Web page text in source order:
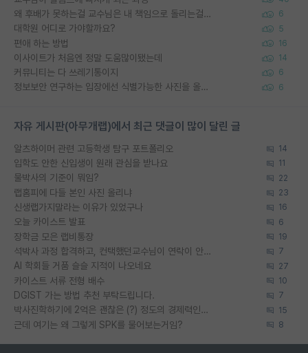
왜 후배가 못하는걸 교수님은 내 책임으로 돌리는걸까요? 6
대학원 어디로 가야할까요? 5
편애 하는 방법 16
이사이트가 처음엔 정말 도움많이됐는데 14
커뮤니티는 다 쓰레기통이지 6
정보보안 연구하는 입장에선 식별가능한 사진을 올리는건 비추이긴함 6
자유 게시판(아무개랩)에서 최근 댓글이 많이 달린 글
알츠하이머 관련 고등학생 탐구 포트폴리오 14
입학도 안한 신입생이 원래 관심을 받나요 11
물박사의 기준이 뭐임? 22
랩홈피에 다들 본인 사진 올리냐 23
신생랩가지말라는 이유가 있었구나 16
오늘 카이스트 발표 6
장학금 모은 랩비통장 19
석박사 과정 합격하고, 컨택했던교수님이 연락이 안됩니다... 7
AI 학회들 거품 슬슬 지적이 나오네요 27
카이스트 서류 전형 배수 10
DGIST 가는 방법 추천 부탁드립니다. 7
박사진학하기에 2억은 괜찮은 (?) 정도의 경제력인가요 15
근데 여기는 왜 그렇게 SPK를 물어보는거임? 8